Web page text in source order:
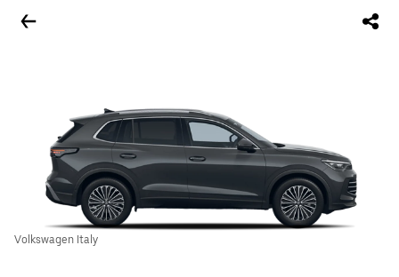
Volkswagen Italy